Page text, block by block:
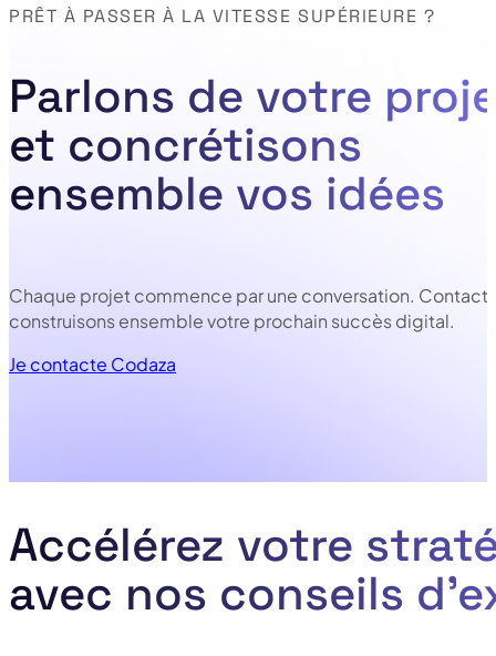
Parlons de votre
et concrétisons
ensemble vos idées
PRÊT À PASSER À LA VITESSE SUPÉRIEURE ?
Chaque projet commence par une conversation.
construisons ensemble votre prochain succès digital.
Je contacte Codaza
Accélérez votre
avec nos conseils